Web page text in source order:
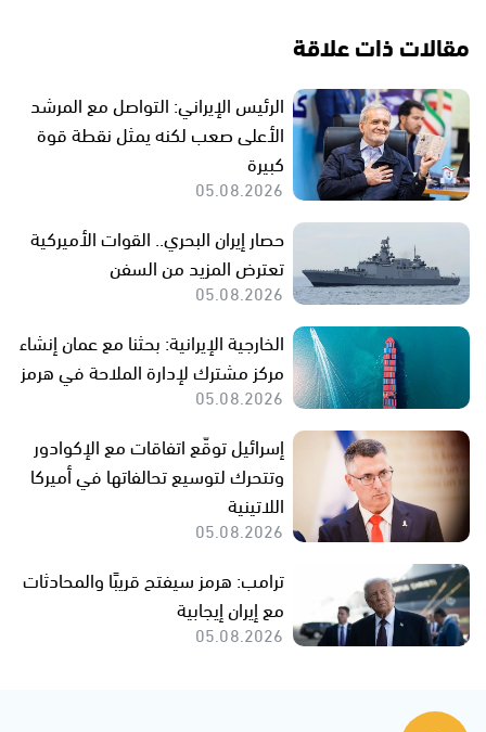
مقالات ذات علاقة
الرئيس الإيراني: التواصل مع المرشد
الأعلى صعب لكنه يمثل نقطة قوة
كبيرة
05.08.2026
حصار إيران البحري.. القوات الأميركية
تعترض المزيد من السفن
05.08.2026
الخارجية الإيرانية: بحثنا مع عمان إنشاء
مركز مشترك لإدارة الملاحة في هرمز
05.08.2026
إسرائيل توقّع اتفاقات مع الإكوادور
وتتحرك لتوسيع تحالفاتها في أميركا
اللاتينية
05.08.2026
ترامب: هرمز سيفتح قريبًا والمحادثات
مع إيران إيجابية
05.08.2026